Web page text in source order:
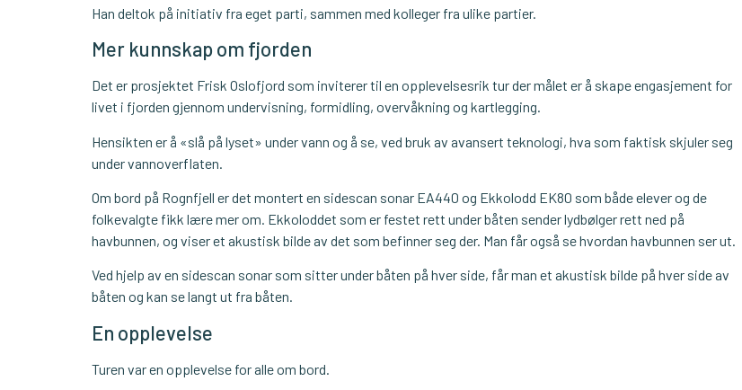
Han deltok på initiativ fra eget parti, sammen med kolleger fra ulike partier.
Mer kunnskap om fjorden
Det er prosjektet Frisk Oslofjord som inviterer til en opplevelsesrik tur der målet er å skape engasjement for
livet i fjorden gjennom undervisning, formidling, overvåkning og kartlegging.
Hensikten er å «slå på lyset» under vann og å se, ved bruk av avansert teknologi, hva som faktisk skjuler seg
under vannoverflaten.
Om bord på Rognfjell er det montert en sidescan sonar EA440 og Ekkolodd EK80 som både elever og de
folkevalgte fikk lære mer om. Ekkoloddet som er festet rett under båten sender lydbølger rett ned på
havbunnen, og viser et akustisk bilde av det som befinner seg der. Man får også se hvordan havbunnen ser ut.
Ved hjelp av en sidescan sonar som sitter under båten på hver side, får man et akustisk bilde på hver side av
båten og kan se langt ut fra båten.
En opplevelse
Turen var en opplevelse for alle om bord.